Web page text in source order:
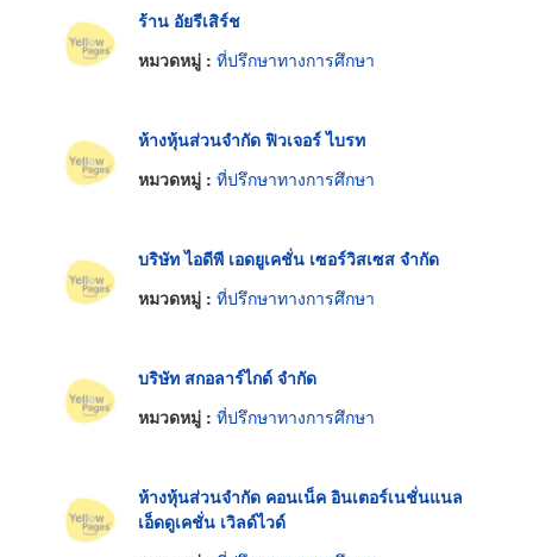
ร้าน อัยรีเสิร์ช
หมวดหมู่ : ที่ปรึกษาทางการศึกษา
ห้างหุ้นส่วนจำกัด ฟิวเจอร์ ไบรท
หมวดหมู่ : ที่ปรึกษาทางการศึกษา
บริษัท ไอดีพี เอดยูเคชั่น เซอร์วิสเซส จำกัด
หมวดหมู่ : ที่ปรึกษาทางการศึกษา
บริษัท สกอลาร์ไกด์ จำกัด
หมวดหมู่ : ที่ปรึกษาทางการศึกษา
ห้างหุ้นส่วนจำกัด คอนเน็ค อินเตอร์เนชั่นแนล
เอ็ดดูเคชั่น เวิลด์ไวด์